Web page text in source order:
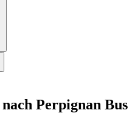
Perpignan Bus